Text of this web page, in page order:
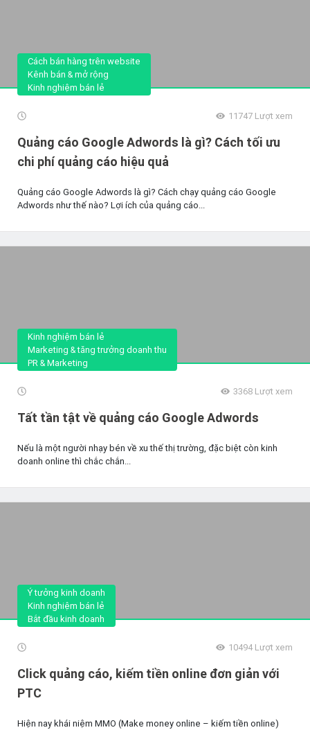
Cách bán hàng trên website
Kênh bán & mở rộng
Kinh nghiệm bán lẻ
11747 Lượt xem
Quảng cáo Google Adwords là gì? Cách tối ưu
chi phí quảng cáo hiệu quả
Quảng cáo Google Adwords là gì? Cách chạy quảng cáo Google
Adwords như thế nào? Lợi ích của quảng cáo...
Kinh nghiệm bán lẻ
Marketing & tăng trưởng doanh thu
PR & Marketing
3368 Lượt xem
Tất tần tật về quảng cáo Google Adwords
Nếu là một người nhạy bén về xu thế thị trường, đặc biệt còn kinh
doanh online thì chắc chắn...
Ý tưởng kinh doanh
Kinh nghiệm bán lẻ
Bắt đầu kinh doanh
10494Lượt xem
Click quảng cáo, kiếm tiền online đơn giản với
PTC
Hiện nay khái niệm MMO (Make money online – kiếm tiền online)